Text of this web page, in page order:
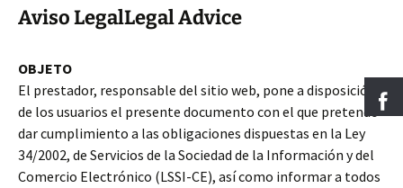
Aviso LegalLegal Advice
OBJETO
El prestador, responsable del sitio web, pone a disposición
de los usuarios el presente documento con el que pretende
dar cumplimiento a las obligaciones dispuestas en la Ley
34/2002, de Servicios de la Sociedad de la Información y del
Comercio Electrónico (LSSI-CE), así como informar a todos